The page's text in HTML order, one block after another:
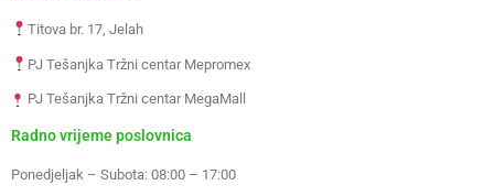
Titova br. 17, Jelah
PJ Tešanjka Tržni centar Mepromex
PJ Tešanjka Tržni centar MegaMall
Radno vrijeme poslovnica
Ponedjeljak – Subota: 08:00 – 17:00